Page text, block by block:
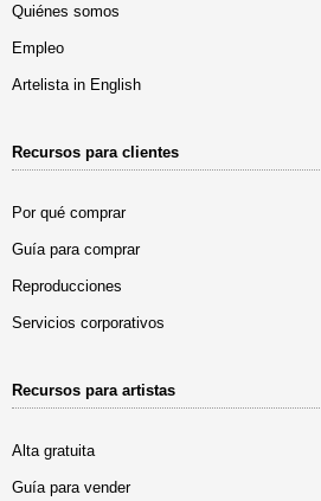
Quiénes somos
Empleo
Artelista in English
Recursos para clientes
Por qué comprar
Guía para comprar
Reproducciones
Servicios corporativos
Recursos para artistas
Alta gratuita
Guía para vender